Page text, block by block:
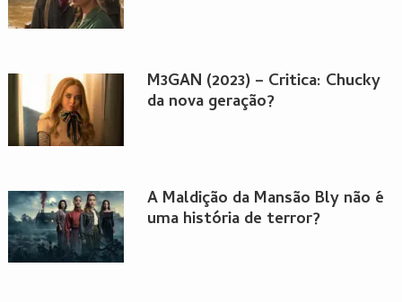
M3GAN (2023) – Critica: Chucky
da nova geração?
A Maldição da Mansão Bly não é
uma história de terror?